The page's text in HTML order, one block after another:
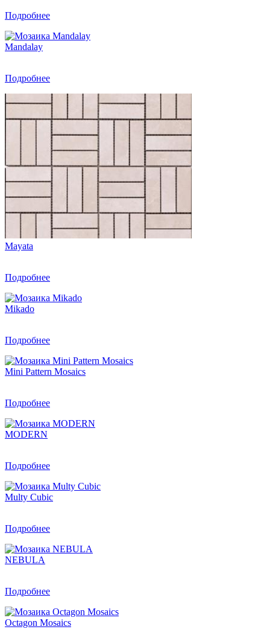
Подробнее
Mandalay
Подробнее
Mayata
Подробнее
Mikado
Подробнее
Mini Pattern Mosaics
Подробнее
MODERN
Подробнее
Multy Cubic
Подробнее
NEBULA
Подробнее
Octagon Mosaics